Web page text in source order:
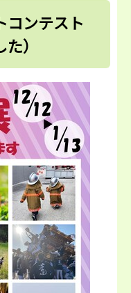
コンテスト
）